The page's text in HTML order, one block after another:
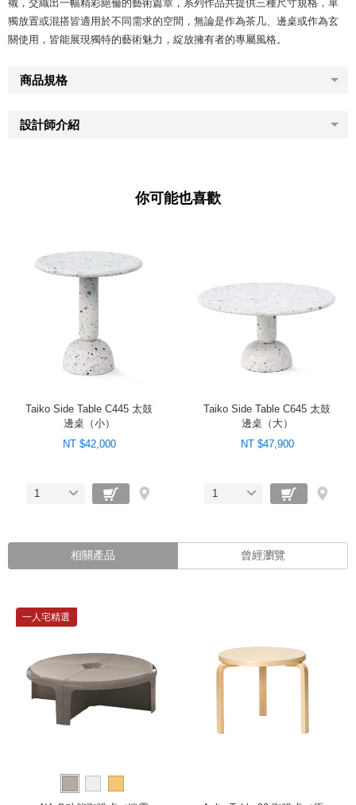
襯，交織出一幅精彩絕倫的藝術篇章，系列作品共提供三種尺寸規格，單
獨放置或混搭皆適用於不同需求的空間，無論是作為茶几、邊桌或作為玄
關使用，皆能展現獨特的藝術魅力，綻放擁有者的專屬風格。
商品規格
設計師介紹
你可能也喜歡
Taiko Side Table C445 太鼓
邊桌（小）
NT $42,000
1
Taiko Side Table C645 太鼓
邊桌（大）
NT $47,900
1
相關產品 曾經瀏覽
一人宅精選